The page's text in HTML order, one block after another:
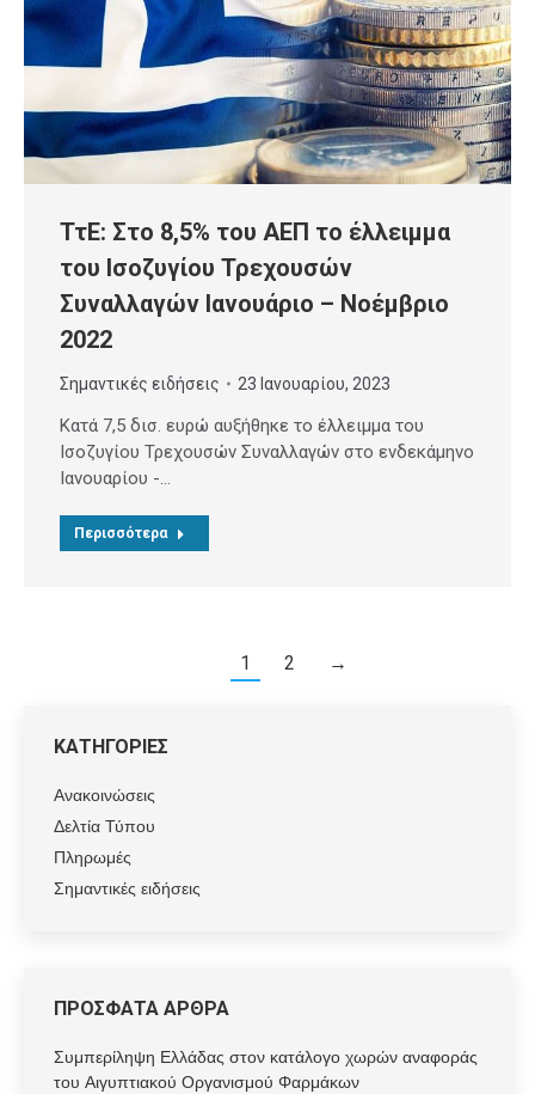
ΤτΕ: Στο 8,5% του ΑΕΠ το έλλειμμα
του Ισοζυγίου Τρεχουσών
Συναλλαγών Ιανουάριο – Νοέμβριο
2022
Σημαντικές ειδήσεις 23 Ιανουαρίου, 2023
Kατά 7,5 δισ. ευρώ αυξήθηκε το έλλειμμα του
Ισοζυγίου Τρεχουσών Συναλλαγών στο ενδεκάμηνο
Ιανουαρίου -…
Περισσότερα
1 2 →
ΚΑΤΗΓΟΡΙΕΣ
Ανακοινώσεις
Δελτία Τύπου
Πληρωμές
Σημαντικές ειδήσεις
ΠΡΟΣΦΑΤΑ ΑΡΘΡΑ
Συμπερίληψη Ελλάδας στον κατάλογο χωρών αναφοράς
του Αιγυπτιακού Οργανισμού Φαρμάκων